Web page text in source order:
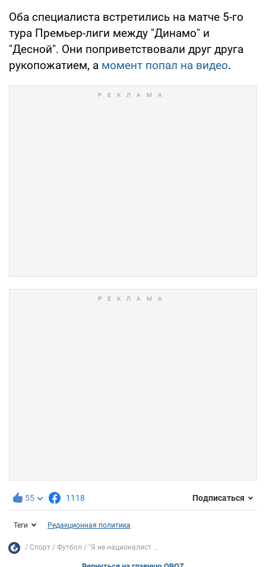
Оба специалиста встретились на матче 5-го
тура Премьер-лиги между "Динамо" и
"Десной". Они поприветствовали друг друга
рукопожатием, а момент попал на видео.
55 1118 Подписаться
Теги Редакционная политика
Спорт Футбол "Я не националист ...